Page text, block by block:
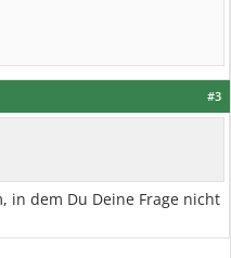
#3
in dem Du Deine Frage nicht